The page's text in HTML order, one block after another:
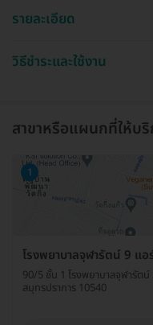
รายละเอียด
วิธีชำระและใช้งาน
สาขาหรือแผนกที่ให้บริ
1
โรงพยาบาลจุฬารัตน์ 9 แ
90/5 ชั้น 1 โรงพยาบาลจุฬารัตน์
สมุทรปราการ 10540